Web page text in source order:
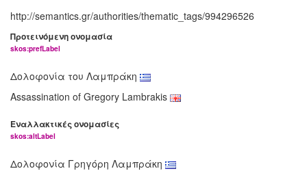
http://semantics.gr/authorities/thematic_tags/994296526
Προτεινόμενη ονομασία
skos:prefLabel
Δολοφονία του Λαμπράκη
Assassination of Gregory Lambrakis
Εναλλακτικές ονομασίες
skos:altLabel
Δολοφονία Γρηγόρη Λαμπράκη